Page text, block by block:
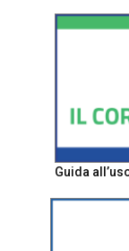
Guida